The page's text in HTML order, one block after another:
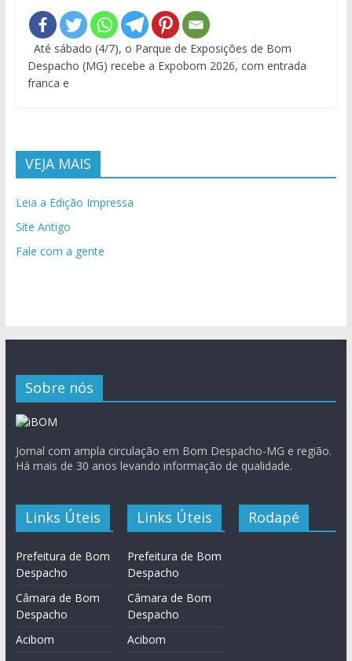
Até sábado (4/7), o Parque de Exposições de Bom
Despacho (MG) recebe a Expobom 2026, com entrada
franca e
VEJA MAIS
Leia a Edição Impressa
Site Antigo
Fale com a gente
Sobre nós
Jornal com ampla circulação em Bom Despacho-MG e região.
Há mais de 30 anos levando informação de qualidade.
Links Úteis
Prefeitura de Bom
Despacho
Câmara de Bom
Despacho
Acibom
Links Úteis
Prefeitura de Bom
Despacho
Câmara de Bom
Despacho
Acibom
Rodapé